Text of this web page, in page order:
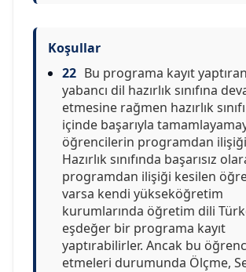
Koşullar
22 Bu programa kayıt
yabancı dil hazırlık sınıfına
etmesine rağmen hazırlık
içinde başarıyla
öğrencilerin programdan
Hazırlık sınıfında başarısız
programdan ilişiği kesilen
varsa kendi yükseköğretim
kurumlarında öğretim dili
eşdeğer bir programa kayıt
yaptırabilirler. Ancak bu
etmeleri durumunda Ölçme,